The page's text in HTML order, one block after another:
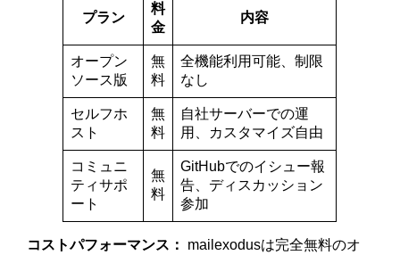
プラン
料
金
内容
オープン
ソース版
無
料
全機能利用可能、制限
なし
セルフホ
スト
無
料
自社サーバーでの運
用、カスタマイズ自由
コミュニ
ティサポ
ート
無
料
GitHubでのイシュー報
告、ディスカッション
参加
コストパフォーマンス：
mailexodusは完全無料のオ